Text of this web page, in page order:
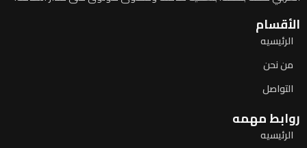
الأقسام
الرئيسيه
من نحن
التواصل
روابط مهمه
الرئيسيه